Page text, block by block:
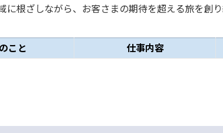
に根ざしながら、お客さまの期待を超える旅を創り
こと 仕事内容